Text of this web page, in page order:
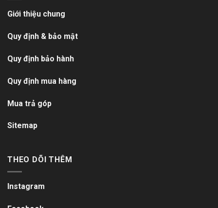
Giới thiệu chung
Quy định & bảo mật
Quy định bảo hành
Quy định mua hàng
Mua trả góp
Sitemap
THEO DÕI THÊM
Instagram